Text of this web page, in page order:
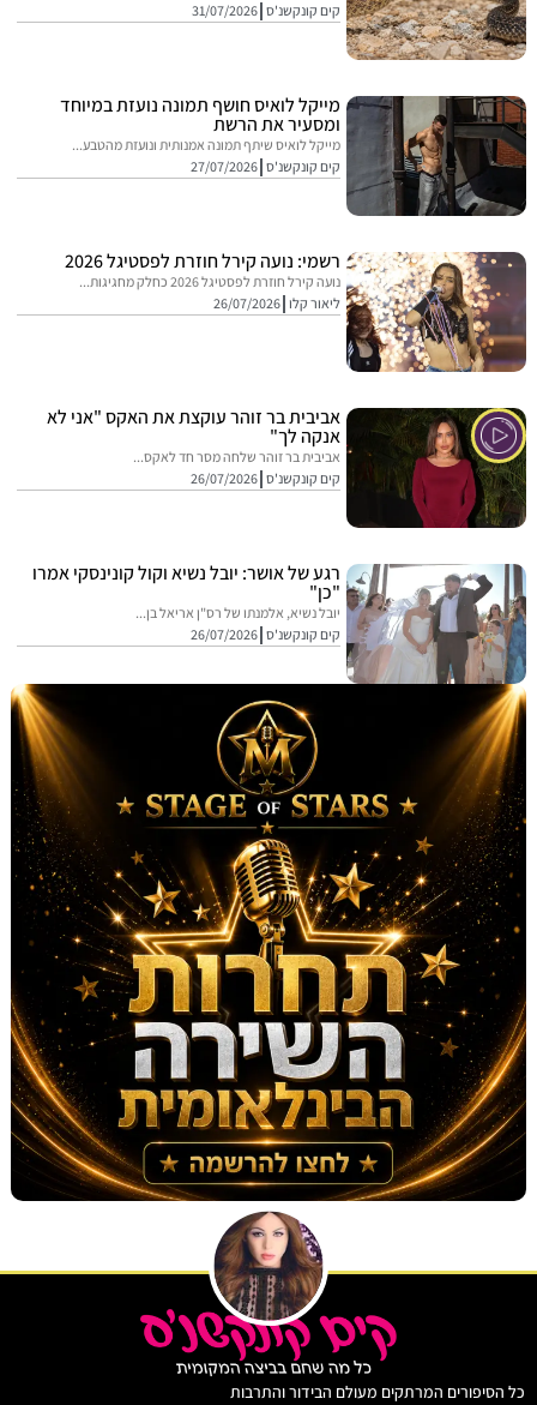
קים קונקשנ'ס 31/07/2026
מייקל לואיס חושף תמונה נועזת במיוחד
ומסעיר את הרשת
מייקל לואיס שיתף תמונה אמנותית ונועזת מהטבע...
קים קונקשנ'ס 27/07/2026
רשמי: נועה קירל חוזרת לפסטיגל 2026
נועה קירל חוזרת לפסטיגל 2026 כחלק מחגיגות...
ליאור קלו 26/07/2026
אביבית בר זוהר עוקצת את האקס "אני לא
אנקה לך"
אביבית בר זוהר שלחה מסר חד לאקס...
קים קונקשנ'ס 26/07/2026
רגע של אושר: יובל נשיא וקול קונינסקי אמרו
"כן"
יובל נשיא, אלמנתו של רס"ן אריאל בן...
קים קונקשנ'ס 26/07/2026
המרתקים מעולם הבידור והתרבות